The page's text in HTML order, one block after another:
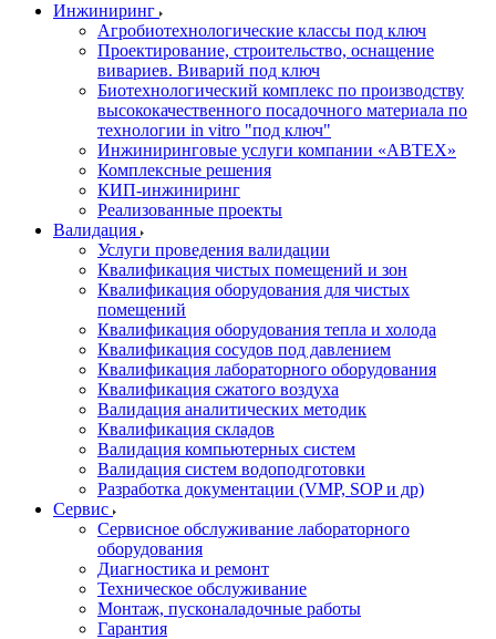
Инжиниринг
Агробиотехнологические классы под ключ
Проектирование, строительство, оснащение
вивариев. Виварий под ключ
Биотехнологический комплекс по производству
высококачественного посадочного материала по
технологии in vitro "под ключ"
Инжиниринговые услуги компании «АВТЕХ»
Комплексные решения
КИП-инжиниринг
Реализованные проекты
Валидация
Услуги проведения валидации
Квалификация чистых помещений и зон
Квалификация оборудования для чистых
помещений
Квалификация оборудования тепла и холода
Квалификация сосудов под давлением
Квалификация лабораторного оборудования
Квалификация сжатого воздуха
Валидация аналитических методик
Квалификация складов
Валидация компьютерных систем
Валидация систем водоподготовки
Разработка документации (VMP, SOP и др)
Cервис
Сервисное обслуживание лабораторного
оборудования
Диагностика и ремонт
Техническое обслуживание
Монтаж, пусконаладочные работы
Гарантия